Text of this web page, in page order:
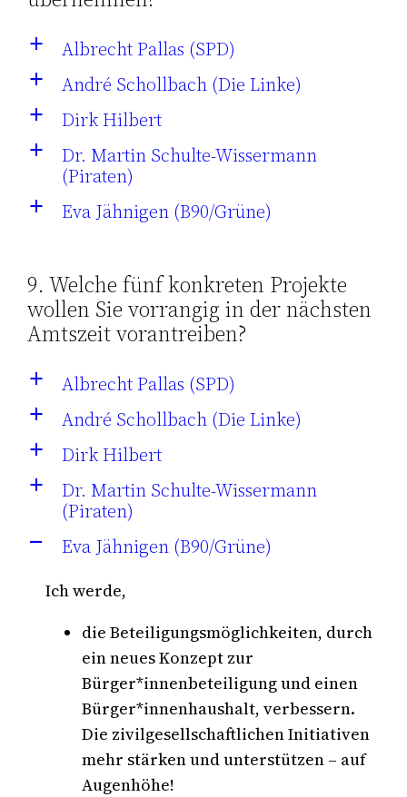
a Albrecht Pallas (SPD)
a André Schollbach (Die Linke)
a Dirk Hilbert
a
Dr. Martin Schulte-Wissermann
(Piraten)
a Eva Jähnigen (B90/Grüne)
9. Welche fünf konkreten Projekte
wollen Sie vorrangig in der nächsten
Amtszeit vorantreiben?
a Albrecht Pallas (SPD)
a André Schollbach (Die Linke)
a Dirk Hilbert
a
Dr. Martin Schulte-Wissermann
(Piraten)
A Eva Jähnigen (B90/Grüne)
Ich werde,
die Beteiligungsmöglichkeiten, durch
ein neues Konzept zur
Bürger*innenbeteiligung und einen
Bürger*innenhaushalt, verbessern.
Die zivilgesellschaftlichen Initiativen
mehr stärken und unterstützen – auf
Augenhöhe!